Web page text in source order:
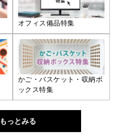
オフィス備品特集
かご・バスケット・収納ボ
ックス特集
もっとみる